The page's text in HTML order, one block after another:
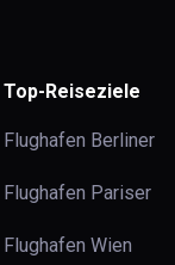
Top-Reiseziele
Flughafen Berliner
Flughafen Pariser
Flughafen Wien